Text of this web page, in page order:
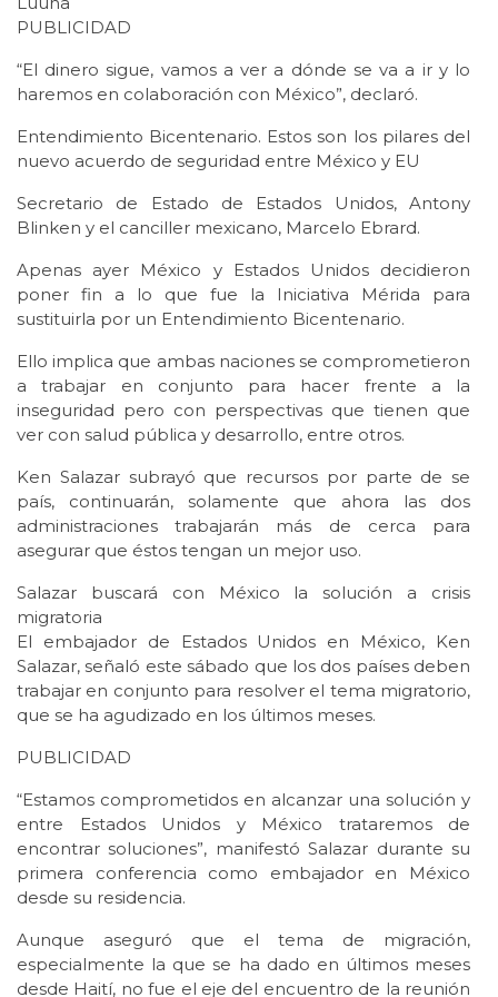
PUBLICIDAD
“El dinero sigue, vamos a ver a dónde se va a ir y lo
haremos en colaboración con México”, declaró.
Entendimiento Bicentenario. Estos son los pilares del
nuevo acuerdo de seguridad entre México y EU
Secretario de Estado de Estados Unidos, Antony
Blinken y el canciller mexicano, Marcelo Ebrard.
Apenas ayer México y Estados Unidos decidieron
poner fin a lo que fue la Iniciativa Mérida para
sustituirla por un Entendimiento Bicentenario.
Ello implica que ambas naciones se comprometieron
a trabajar en conjunto para hacer frente a la
inseguridad pero con perspectivas que tienen que
ver con salud pública y desarrollo, entre otros.
Ken Salazar subrayó que recursos por parte de se
país, continuarán, solamente que ahora las dos
administraciones trabajarán más de cerca para
asegurar que éstos tengan un mejor uso.
Salazar buscará con México la solución a crisis
migratoria
El embajador de Estados Unidos en México, Ken
Salazar, señaló este sábado que los dos países deben
trabajar en conjunto para resolver el tema migratorio,
que se ha agudizado en los últimos meses.
PUBLICIDAD
“Estamos comprometidos en alcanzar una solución y
entre Estados Unidos y México trataremos de
encontrar soluciones”, manifestó Salazar durante su
primera conferencia como embajador en México
desde su residencia.
Aunque aseguró que el tema de migración,
especialmente la que se ha dado en últimos meses
desde Haití, no fue el eje del encuentro de la reunión